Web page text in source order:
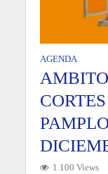
AGENDA
1.100 Views